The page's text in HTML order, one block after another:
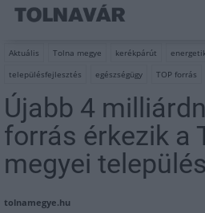
Aktuális Tolna megye kerékpárút
településfejlesztés
egészségügy TOP forrás
Újabb 4
forrás érkezik a
megyei
tolnamegye.hu